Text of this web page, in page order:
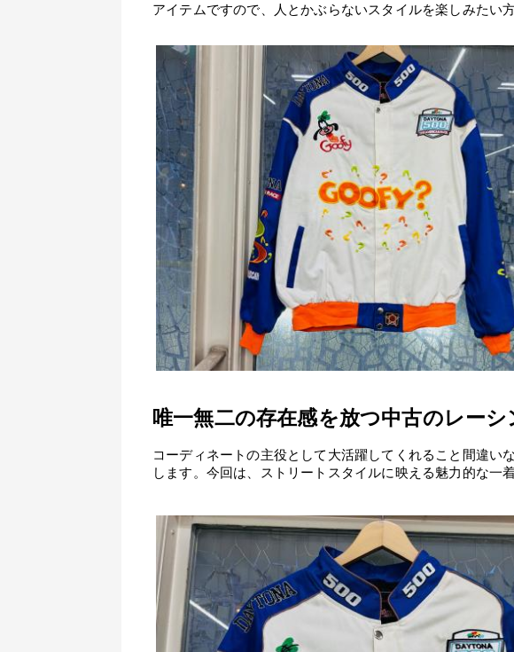
アイテムですので、人とかぶらないスタイルを楽しみたい
唯一無二の存在感を放つ中古のレー
コーディネートの主役として大活躍してくれること間違い
します。今回は、ストリートスタイルに映える魅力的な一